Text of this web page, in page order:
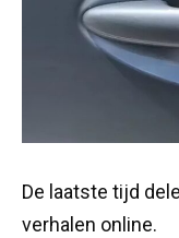
De laatste tijd
verhalen online.